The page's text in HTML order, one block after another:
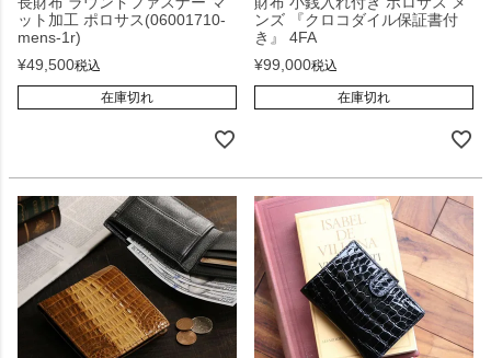
ット加工 ポロサス(06001710-
mens-1r)
¥49,500税込
在庫切れ
ンズ 『クロコダイル保証書付
き』 4FA
¥99,000税込
在庫切れ